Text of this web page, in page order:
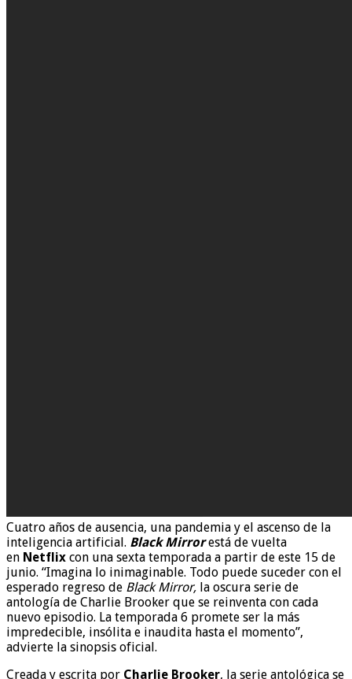
Cuatro años de ausencia, una pandemia y el ascenso de la
inteligencia artificial. Black Mirrorestá de vuelta
en Netflix con una sexta temporada a partir de este 15 de
junio. “Imagina lo inimaginable. Todo puede suceder con el
esperado regreso de Black Mirror, la oscura serie de
antología de Charlie Brooker que se reinventa con cada
nuevo episodio. La temporada 6 promete ser la más
impredecible, insólita e inaudita hasta el momento”,
advierte la sinopsis oficial.
Creada y escrita por Charlie Brooker, la serie antológica se